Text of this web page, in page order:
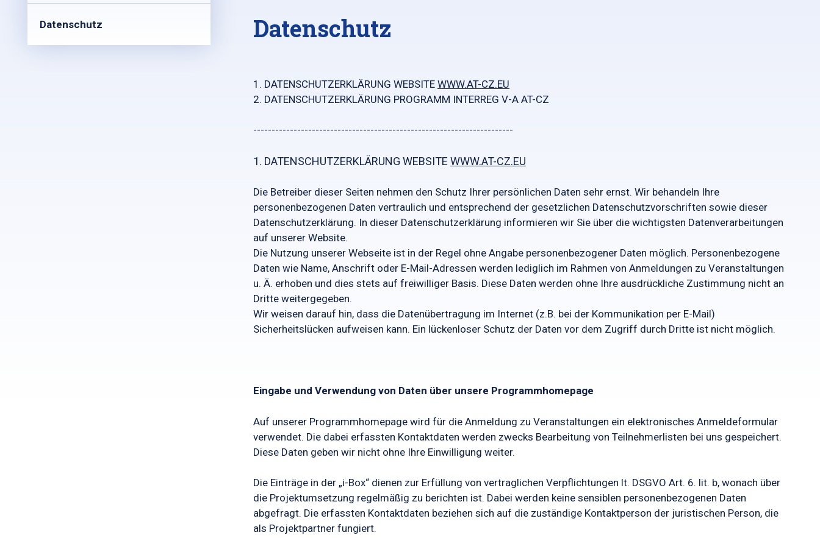
Datenschutz Datenschutz
1. DATENSCHUTZERKLÄRUNG WEBSITE WWW.AT-CZ.EU
2. DATENSCHUTZERKLÄRUNG PROGRAMM INTERREG V-A AT-CZ
-----------------------------------------------------------------------
1. DATENSCHUTZERKLÄRUNG WEBSITE WWW.AT-CZ.EU
Die Betreiber dieser Seiten nehmen den Schutz Ihrer persönlichen Daten sehr ernst. Wir behandeln Ihre
personenbezogenen Daten vertraulich und entsprechend der gesetzlichen Datenschutzvorschriften sowie dieser
Datenschutzerklärung. In dieser Datenschutzerklärung informieren wir Sie über die wichtigsten Datenverarbeitungen
auf unserer Website.
Die Nutzung unserer Webseite ist in der Regel ohne Angabe personenbezogener Daten möglich. Personenbezogene
Daten wie Name, Anschrift oder E-Mail-Adressen werden lediglich im Rahmen von Anmeldungen zu Veranstaltungen
u. Ä. erhoben und dies stets auf freiwilliger Basis. Diese Daten werden ohne Ihre ausdrückliche Zustimmung nicht an
Dritte weitergegeben.
Wir weisen darauf hin, dass die Datenübertragung im Internet (z.B. bei der Kommunikation per E-Mail)
Sicherheitslücken aufweisen kann. Ein lückenloser Schutz der Daten vor dem Zugriff durch Dritte ist nicht möglich.
Eingabe und Verwendung von Daten über unsere Programmhomepage
Auf unserer Programmhomepage wird für die Anmeldung zu Veranstaltungen ein elektronisches Anmeldeformular
verwendet. Die dabei erfassten Kontaktdaten werden zwecks Bearbeitung von Teilnehmerlisten bei uns gespeichert.
Diese Daten geben wir nicht ohne Ihre Einwilligung weiter.
Die Einträge in der „i-Box“ dienen zur Erfüllung von vertraglichen Verpflichtungen lt. DSGVO Art. 6. lit. b, wonach über
die Projektumsetzung regelmäßig zu berichten ist. Dabei werden keine sensiblen personenbezogenen Daten
abgefragt. Die erfassten Kontaktdaten beziehen sich auf die zuständige Kontaktperson der juristischen Person, die
als Projektpartner fungiert.